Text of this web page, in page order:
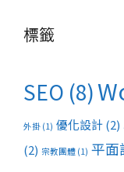
標籤
SEO (8)
外掛 (1) 優化設計(2)
(2) 宗教團體 (1) 平面